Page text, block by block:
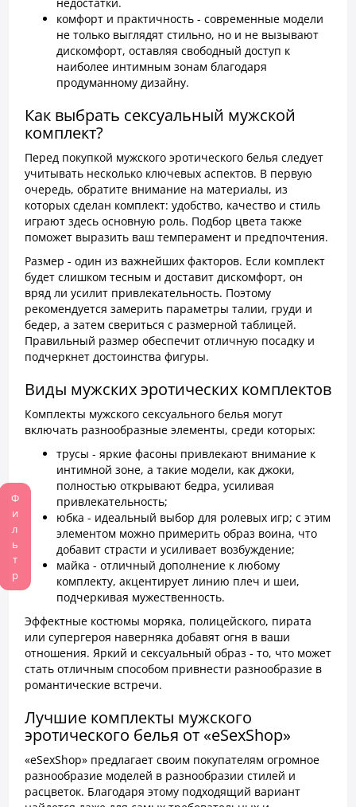
Фильтр
комфорт и практичность - современные модели
не только выглядят стильно, но и не вызывают
дискомфорт, оставляя свободный доступ к
наиболее интимным зонам благодаря
продуманному дизайну.
Как выбрать сексуальный мужской
комплект?
Перед покупкой мужского эротического белья следует
учитывать несколько ключевых аспектов. В первую
очередь, обратите внимание на материалы, из
которых сделан комплект: удобство, качество и стиль
играют здесь основную роль. Подбор цвета также
поможет выразить ваш темперамент и предпочтения.
Размер - один из важнейших факторов. Если комплект
будет слишком тесным и доставит дискомфорт, он
вряд ли усилит привлекательность. Поэтому
рекомендуется замерить параметры талии, груди и
бедер, а затем свериться с размерной таблицей.
Правильный размер обеспечит отличную посадку и
подчеркнет достоинства фигуры.
Виды мужских эротических комплектов
Комплекты мужского сексуального белья могут
включать разнообразные элементы, среди которых:
трусы - яркие фасоны привлекают внимание к
интимной зоне, а такие модели, как джоки,
полностью открывают бедра, усиливая
привлекательность;
юбка - идеальный выбор для ролевых игр; с этим
элементом можно примерить образ воина, что
добавит страсти и усиливает возбуждение;
майка - отличный дополнение к любому
комплекту, акцентирует линию плеч и шеи,
подчеркивая мужественность.
Эффектные костюмы моряка, полицейского, пирата
или супергероя наверняка добавят огня в ваши
отношения. Яркий и сексуальный образ - то, что может
стать отличным способом привнести разнообразие в
романтические встречи.
Лучшие комплекты мужского
эротического белья от «eSexShop»
«eSexShop» предлагает своим покупателям огромное
разнообразие моделей в разнообразии стилей и
расцветок. Благодаря этому подходящий вариант